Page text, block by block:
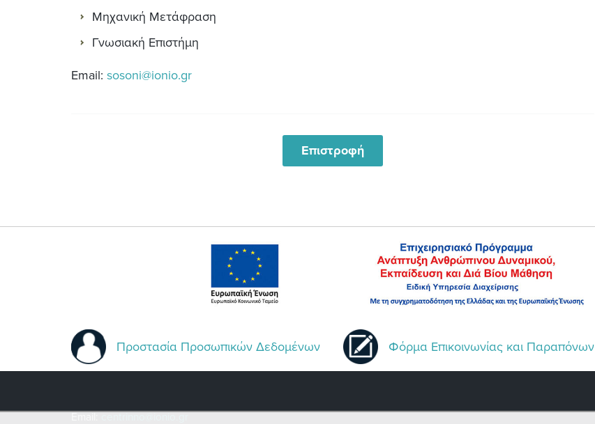
Μηχανική Μετάφραση
Γνωσιακή Επιστήμη
Email: sosoni@ionio.gr
Επιστροφή
Προστασία Προσωπικών Δεδομένων Φόρμα Επικοινωνίας και Παραπόνων
Email:centrinno@ionio.gr